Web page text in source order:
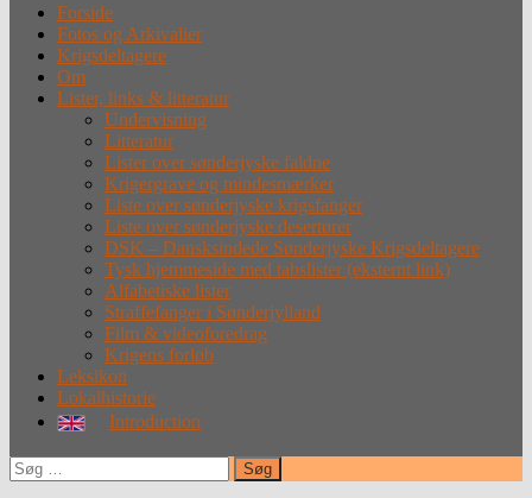
Forside
Fotos og Arkivalier
Krigsdeltagere
Om
Lister, links & litteratur
Undervisning
Litteratur
Lister over sønderjyske faldne
Krigergrave og mindesmærker
Liste over sønderjyske krigsfanger
Liste over sønderjyske desertører
DSK – Dansksindede Sønderjyske Krigsdeltagere
Tysk hjemmeside med tabslister (eksternt link)
Alfabetiske lister
Straffefanger i Sønderjylland
Film & videoforedrag
Krigens forløb
Leksikon
Lokalhistorie
Introduction
Søg
efter: